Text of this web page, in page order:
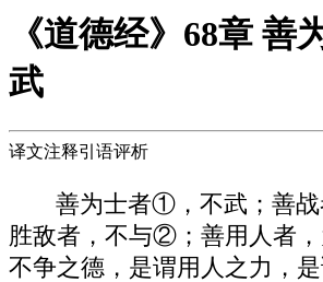
《道德经》68章 善
武
译文注释引语评析
善为士者①，不武；善
胜敌者，不与②；善用人者
不争之德，是谓用人之力，